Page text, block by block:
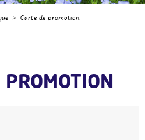
> Carte de promotion
PROMOTION